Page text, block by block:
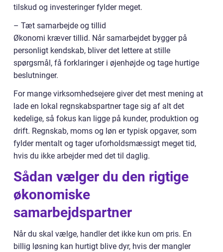
tilskud og investeringer fylder meget.
– Tæt samarbejde og tillid
Økonomi kræver tillid. Når samarbejdet bygger på
personligt kendskab, bliver det lettere at stille
spørgsmål, få forklaringer i øjenhøjde og tage hurtige
beslutninger.
For mange virksomhedsejere giver det mest mening at
lade en lokal regnskabspartner tage sig af alt det
kedelige, så fokus kan ligge på kunder, produktion og
drift. Regnskab, moms og løn er typisk opgaver, som
fylder mentalt og tager uforholdsmæssigt meget tid,
hvis du ikke arbejder med det til daglig.
Sådan vælger du den rigtige
økonomiske
samarbejdspartner
Når du skal vælge, handler det ikke kun om pris. En
billig løsning kan hurtigt blive dyr, hvis der mangler